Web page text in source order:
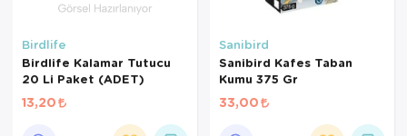
Birdlife
Birdlife Kalamar Tutucu
20 Li Paket (ADET)
13,20
Sanibird
Sanibird Kafes Taban
Kumu 375 Gr
33,00